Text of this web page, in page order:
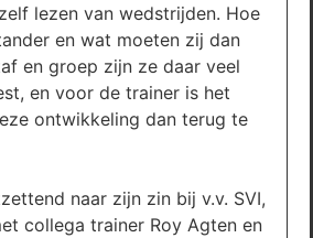
lezen van wedstrijden. Hoe
en wat moeten zij dan
en groep zijn ze daar veel
en voor de trainer is het
ontwikkeling dan terug te
naar zijn zin bij v.v. SVI,
collega trainer Roy Agten en